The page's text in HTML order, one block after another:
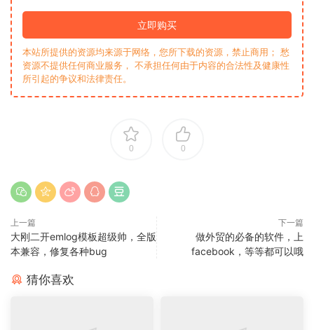
立即购买
本站所提供的资源均来源于网络，您所下载的资源，禁止商用； 愁
资源不提供任何商业服务， 不承担任何由于内容的合法性及健康性
所引起的争议和法律责任。
0 0
上一篇
大刚二开emlog模板超级帅，全版
本兼容，修复各种bug
下一篇
做外贸的必备的软件，上
facebook，等等都可以哦
猜你喜欢